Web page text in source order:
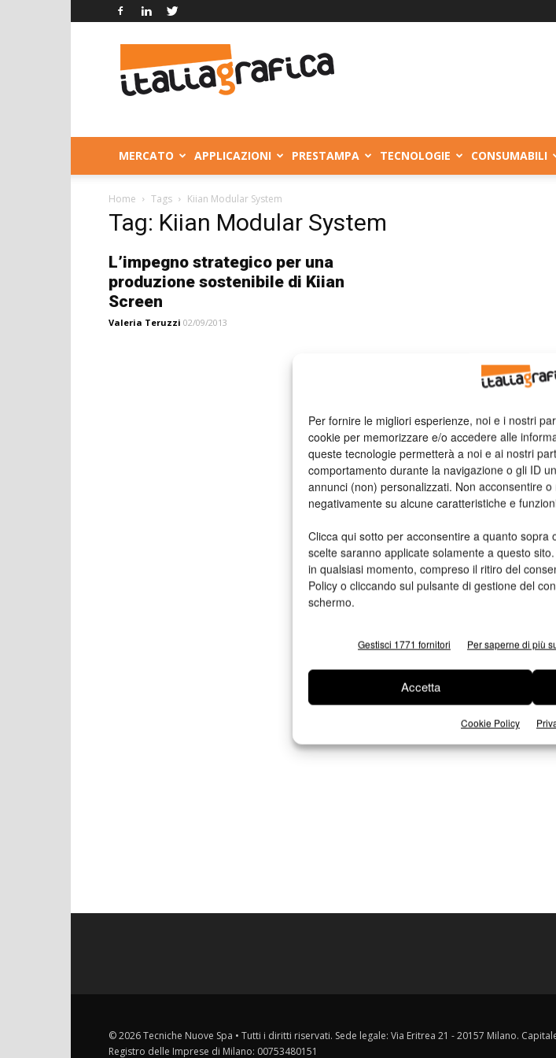
Per fornire le migliori esperienze, noi e i nostri
cookie per memorizzare e/o accedere alle
queste tecnologie permetterà a noi e ai nostri
comportamento durante la navigazione o gli ID
annunci (non) personalizzati. Non acconsentire
negativamente su alcune caratteristiche e
Clicca qui sotto per acconsentire a quanto sopra
scelte saranno applicate solamente a questo
in qualsiasi momento, compreso il ritiro del
Policy o cliccando sul pulsante di gestione del
schermo.
Gestisci 1771 fornitori Per saperne di più
Accetta
Cookie Policy
Grafica
MERCATO APPLICAZIONI PRESTAMPA TECNOLOGIE CONSUMABILI
Home Tags Kiian Modular System
Tag: Kiian Modular System
L’impegno strategico per una
produzione sostenibile di Kiian
Screen
Valeria Teruzzi 02/09/2013
© 2026 Tecniche Nuove Spa • Tutti i diritti riservati. Sede legale: Via Eritrea 21 - 20157 Milano.
Registro delle Imprese di Milano: 00753480151